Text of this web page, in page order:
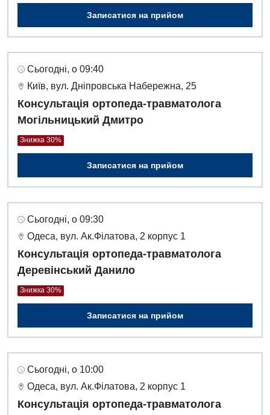
Вакансії
Заходи БПР
Відгуки
Діагностика
Ангіографічні дослідження
Діагностичне відділення
Ендоскопічне відділення
Інструментальна діагностика
Комп’ютерна томографія
Магнітно-резонансна томографія
Мамографія
Нейросонографія
УЗД
Для дорослих
Відділ госпіталізації
Відділення кардіосудинної патології та неврології
Відділення інтенсивної терапії
Гінекологічне відділення
Денний стаціонар
Онкологічне відділлення
Офтальмологічне відділення
Педіатричне відділення
Декларування
Лікування гострого інфаркту
Національний скринінг здоров’я 40+
Українська
Російська
Записатися на прийом
Сьогодні, о 09:40
Київ, вул. Дніпровська Набережна, 25
Консультація ортопеда-травматолога
Могільницький Дмитро
Знижка 30%
Записатися на прийом
Сьогодні, о 09:30
Одеса, вул. Ак.Філатова, 2 корпус 1
Консультація ортопеда-травматолога
Деревінський Данило
Знижка 30%
Записатися на прийом
Сьогодні, о 10:00
Одеса, вул. Ак.Філатова, 2 корпус 1
Консультація ортопеда-травматолога